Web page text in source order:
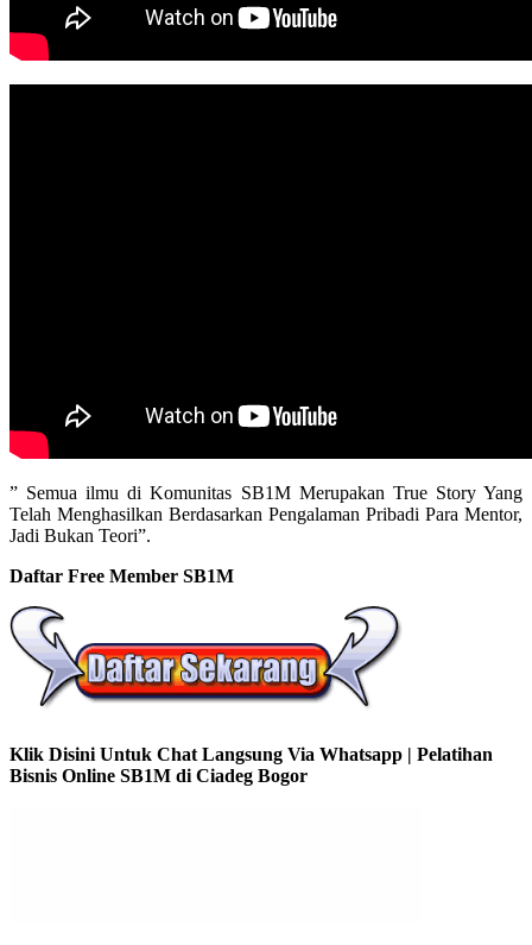
” Semua ilmu di Komunitas SB1M Merupakan True Story Yang
Telah Menghasilkan Berdasarkan Pengalaman Pribadi Para Mentor,
Jadi Bukan Teori”.
Daftar Free Member SB1M
Klik Disini Untuk Chat Langsung Via Whatsapp | Pelatihan
Bisnis Online SB1M di Ciadeg Bogor